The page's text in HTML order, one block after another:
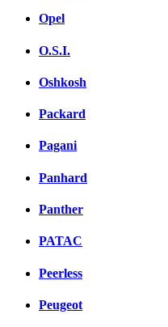
Opel
O.S.I.
Oshkosh
Packard
Pagani
Panhard
Panther
PATAC
Peerless
Peugeot